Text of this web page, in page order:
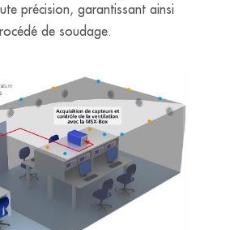
précision, garantissant ainsi
de soudage.